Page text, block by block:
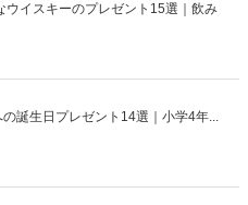
ウイスキーのプレゼント15選｜飲み
の誕生日プレゼント14選｜小学4年...